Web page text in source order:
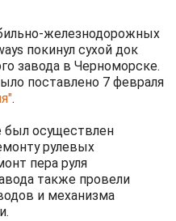
железнодорожных
покинул сухой док
завода в Черноморске.
поставлено 7 февраля
.
был осуществлен
рулевых
пера руля
также провели
и механизма